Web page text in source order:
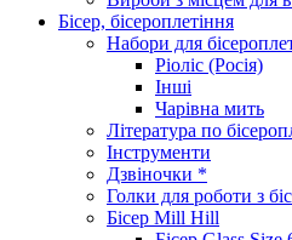
Бісер, бісероплетіння
Набори для
Ріоліс (Росія)
Інші
Чарівна мить
Література по
Інструменти
Дзвіночки *
Голки для роботи з
Бісер Mill Hill